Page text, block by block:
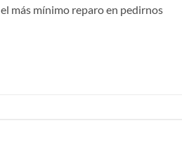
más mínimo reparo en pedirnos